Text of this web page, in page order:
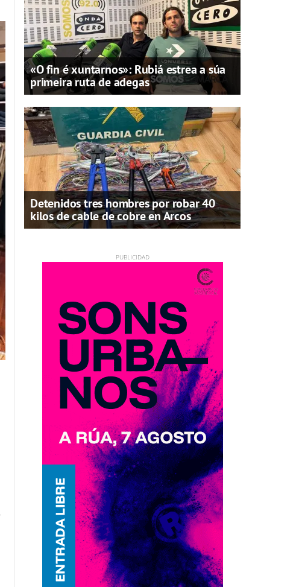
«O fin é xuntarnos»: Rubiá estrea a súa
primeira ruta de adegas
Detenidos tres hombres por robar 40
kilos de cable de cobre en Arcos